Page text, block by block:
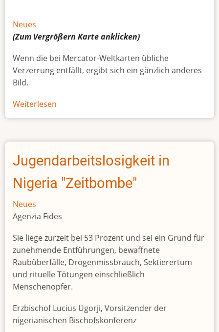
Neues
(Zum Vergrößern Karteanklicken)
Wenn die bei Mercator-Weltkarten übliche
Verzerrung entfällt, ergibt sich ein gänzlich anderes
Bild.
Weiterlesen
Afrikas
Größe
Jugendarbeitslosigkeit in
Nigeria "Zeitbombe"
Neues
Agenzia Fides
Sie liege zurzeit bei 53 Prozent und sei ein Grund für
zunehmende Entführungen, bewaffnete
Raubüberfälle, Drogenmissbrauch, Sektierertum
und rituelle Tötungen einschließlich
Menschenopfer.
Erzbischof Lucius Ugorji, Vorsitzender der
nigerianischen Bischofskonferenz